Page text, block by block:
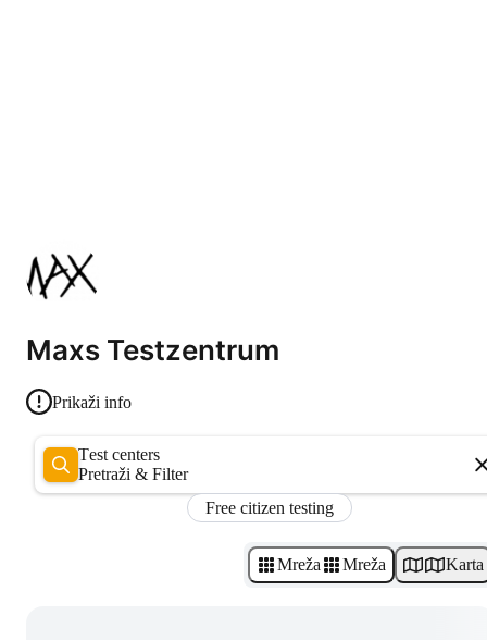
Maxs Testzentrum
Prikaži info
Test centers
Pretraži & Filter
Free citizen testing
Mreža Mreža Karta